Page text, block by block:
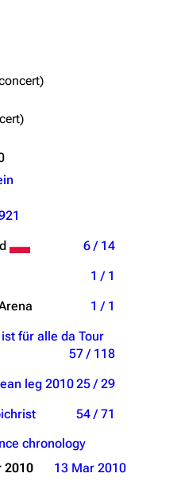
6 / 14
1 / 1
1 / 1
für alle da Tour
57 / 118
leg 201025 / 29
54 / 71
chronology
2010 13 Mar 2010